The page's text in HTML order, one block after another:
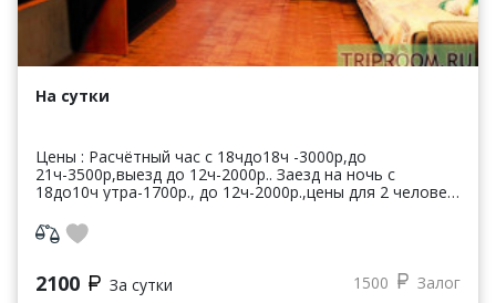
На сутки
Цены : Расчётный час с 18чдо18ч -3000р,до
21ч-3500р,выезд до 12ч-2000р.. Заезд на ночь с
18до10ч утра-1700р., до 12ч-2000р.,цены для 2 человек.
2100 За сутки 1500 Залог